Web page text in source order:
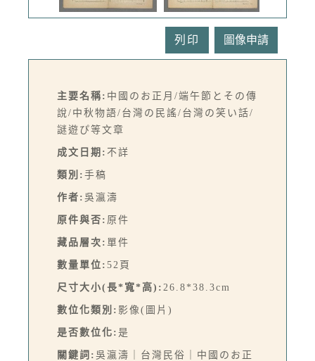
列印
主要名稱: 中國のお正月/端午節とその傳
說/中秋物語/台灣の民謠/台灣の笑い話/
謎遊ぴ等文章
成文日期: 不詳
類別: 手稿
作者: 吳瀛濤
原件與否: 原件
藏品層次: 單件
數量單位: 52頁
尺寸大小(長*寬*高): 26.8*38.3cm
數位化類別: 影像(圖片)
是否數位化: 是
關鍵詞: 吳瀛濤｜台灣民俗｜中國のお正